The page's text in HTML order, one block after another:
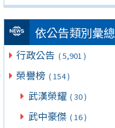
依公告類別彙總
行政公告 ( 5,901 )
榮譽榜 ( 154 )
武漢榮耀 ( 30 )
武中豪傑 ( 16 )